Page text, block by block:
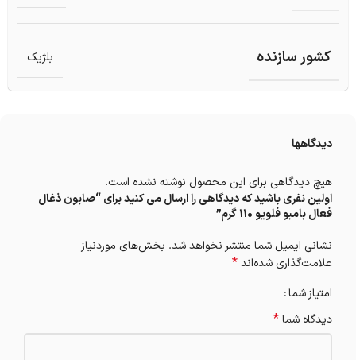
کشور سازنده بلژیک
دیدگاهها
هیچ دیدگاهی برای این محصول نوشته نشده است.
اولین نفری باشید که دیدگاهی را ارسال می کنید برای “صابون ذغال
فعال بامبو فلویو 110 گرم”
نشانی ایمیل شما منتشر نخواهد شد. بخش‌های موردنیاز
علامت‌گذاری شده‌اند*
امتیاز شما
دیدگاه شما*